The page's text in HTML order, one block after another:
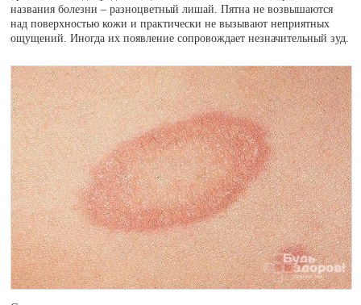
названия болезни – разноцветный лишай. Пятна не возвышаются
над поверхностью кожи и практически не вызывают неприятных
ощущений. Иногда их появление сопровождает незначительный зуд.